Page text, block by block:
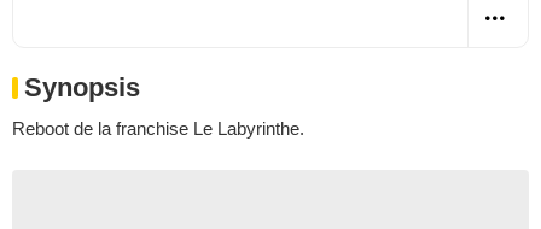
Synopsis
Reboot de la franchise Le Labyrinthe.